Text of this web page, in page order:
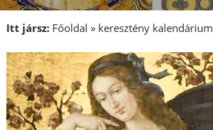
Itt jársz: Főoldal » keresztény kalendárium